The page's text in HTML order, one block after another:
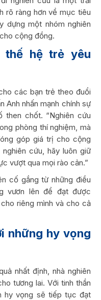
rõ ràng hơn về mục tiêu
dựng một nhóm nghiên
cộng đồng.
thế hệ trẻ yêu
các bạn trẻ theo đuổi
Anh nhấn mạnh chính sự
chốt. “Nghiên cứu
phòng thí nghiệm, mà
góp giá trị cho cộng
cứu, hãy luôn giữ
vượt qua mọi rào cản.”
cố gắng từ những điều
vươn lên để đạt được
riêng mình và cho cả
những hy vọng
nhất định, nhà nghiên
tương lai. Với tinh thần
hy vọng sẽ tiếp tục đạt